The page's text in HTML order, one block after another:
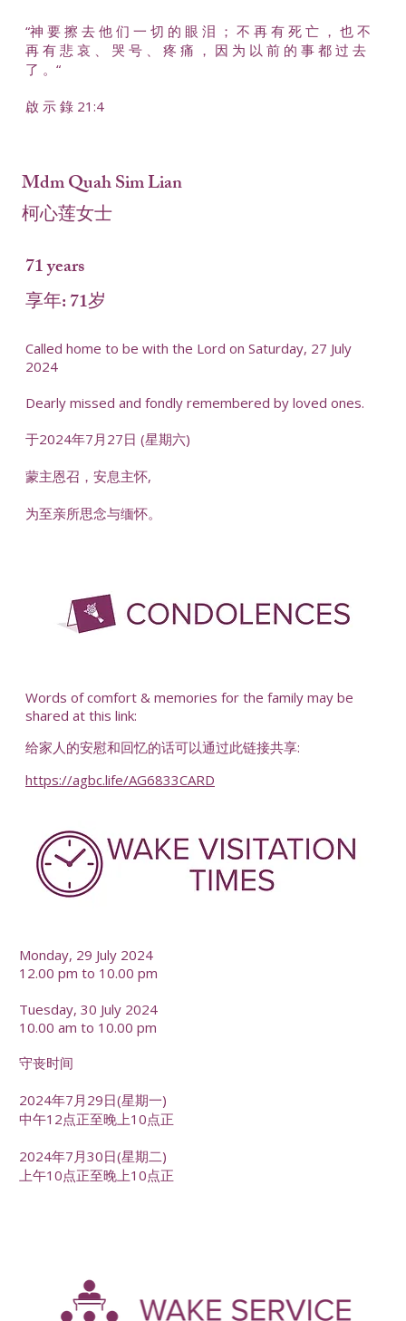
“神 要 擦 去 他 们 一 切 的 眼 泪 ； 不 再 有 死 亡 ， 也 不
再 有 悲 哀 、 哭 号 、 疼 痛 ， 因 为 以 前 的 事 都 过 去
了 。“
啟 示 錄 21:4
Mdm Quah Sim Lian
柯心莲女士
71 years
享年: 71岁
Called home to be with the Lord on Saturday, 27 July
2024
Dearly missed and fondly remembered by loved ones.
于2024年7月27日 (星期六)
蒙主恩召，安息主怀,
为至亲所思念与缅怀。
Words of comfort & memories for the family may be
shared at this link:
给家人的安慰和回忆的话可以通过此链接共享:
https://agbc.life/AG6833CARD
Monday, 29 July 2024
12.00 pm to 10.00 pm
Tuesday, 30 July 2024
10.00 am to 10.00 pm
守丧时间
2024年7月29日(星期一)
中午12点正至晚上10点正
2024年7月30日(星期二)
上午10点正至晚上10点正